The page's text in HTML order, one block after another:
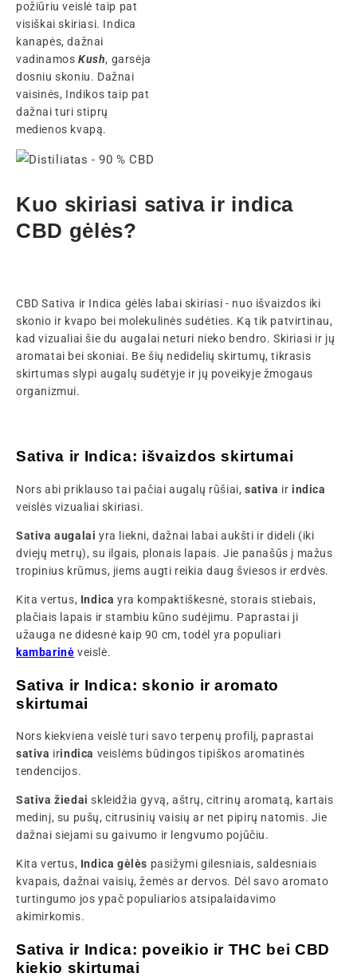
požiūriu veislė taip pat
visiškai skiriasi. Indica
kanapės, dažnai
vadinamos Kush, garsėja
dosniu skoniu. Dažnai
vaisinės, Indikos taip pat
dažnai turi stiprų
medienos kvapą.
Kuo skiriasi sativa ir indica
CBD gėlės?
CBD Sativa ir Indica gėlės labai skiriasi - nuo išvaizdos iki
skonio ir kvapo bei molekulinės sudėties. Ką tik patvirtinau,
kad vizualiai šie du augalai neturi nieko bendro. Skiriasi ir jų
aromatai bei skoniai. Be šių nedidelių skirtumų, tikrasis
skirtumas slypi augalų sudėtyje ir jų poveikyje žmogaus
organizmui.
Sativa ir Indica: išvaizdos skirtumai
Nors abi priklauso tai pačiai augalų rūšiai, sativa irindica
veislės vizualiai skiriasi.
Sativa augalai yra liekni, dažnai labai aukšti ir dideli (iki
dviejų metrų), su ilgais, plonais lapais. Jie panašūs į mažus
tropinius krūmus, jiems augti reikia daug šviesos ir erdvės.
Kita vertus, Indica yra kompaktiškesnė, storais stiebais,
plačiais lapais ir stambiu kūno sudėjimu. Paprastai ji
užauga ne didesnė kaip 90 cm, todėl yra populiari
kambarinė veislė.
Sativa ir Indica: skonio ir aromato
skirtumai
Nors kiekviena veislė turi savo terpenų profilį, paprastai
sativa irindica veislėms būdingos tipiškos aromatinės
tendencijos.
Sativa žiedai skleidžia gyvą, aštrų, citrinų aromatą, kartais
medinį, su pušų, citrusinių vaisių ar net pipirų natomis. Jie
dažnai siejami su gaivumo ir lengvumo pojūčiu.
Kita vertus, Indica gėlės pasižymi gilesniais, saldesniais
kvapais, dažnai vaisių, žemės ar dervos. Dėl savo aromato
turtingumo jos ypač populiarios atsipalaidavimo
akimirkomis.
Sativa ir Indica: poveikio ir THC bei CBD
kiekio skirtumai